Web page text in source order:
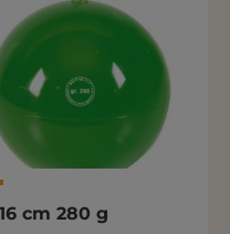
cm 280 g